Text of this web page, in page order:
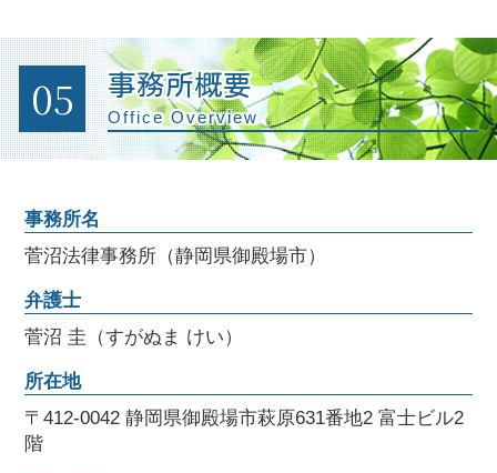
05 事務所概要
Office Overview
事務所名
菅沼法律事務所（静岡県御殿場市）
弁護士
菅沼 圭（すがぬま けい）
所在地
〒412-0042 静岡県御殿場市萩原631番地2 富士ビル2
階